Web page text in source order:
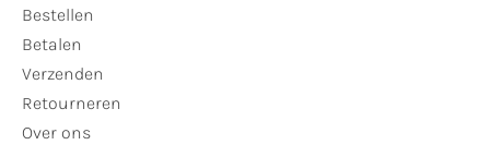
Bestellen
Betalen
Verzenden
Retourneren
Over ons